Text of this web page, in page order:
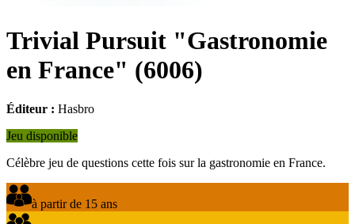
Trivial Pursuit "Gastronomie
en France" (6006)
Éditeur : Hasbro
Jeu disponible
Célèbre jeu de questions cette fois sur la gastronomie en France.
à partir de 15 ans